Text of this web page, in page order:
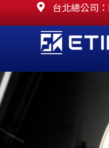
至
容
台北總公司